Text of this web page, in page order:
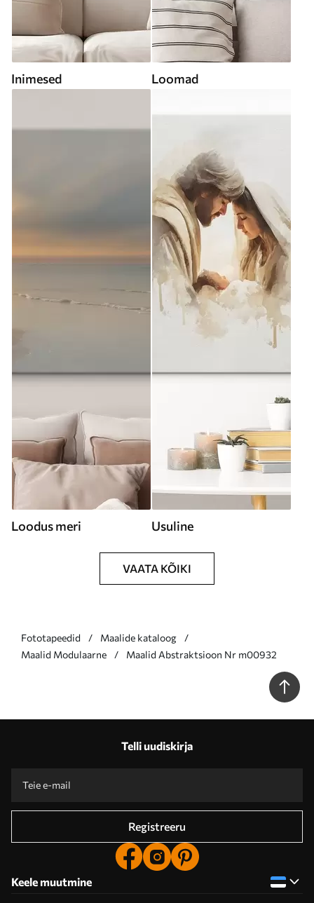
Inimesed Loomad
Loodus meri Usuline
VAATA KÕIKI
Fototapeedid
Maalide kataloog
Maalid Modulaarne
Maalid Abstraktsioon Nr m00932
Telli uudiskirja
Registreeru
Keele muutmine